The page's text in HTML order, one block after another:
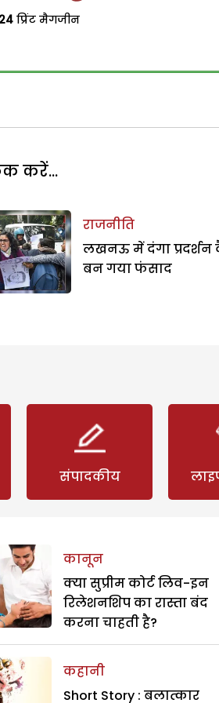
24 प्रिंट मैगजीन
करें...
राजनीति
लखनऊ में दंगा
बन गया फंसाद
संपादकीय
कानून
क्या सुप्रीम कोर्ट लिव-इन
रिलेशनशिप का रास्ता बंद
करना चाहती है?
कहानी
Short Story : बलात्कार